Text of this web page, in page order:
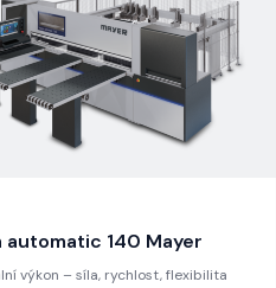
automatic 140 Mayer
výkon – síla, rychlost, flexibilita